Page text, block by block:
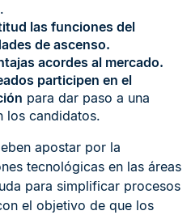
las funciones del
de ascenso.
acordes al mercado.
participen en el
para dar paso a una
los candidatos.
apostar por la
tecnológicas en las áreas
para simplificar procesos
el objetivo de que los